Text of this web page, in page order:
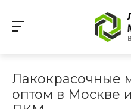
Лакокрасочные
оптом в Москве